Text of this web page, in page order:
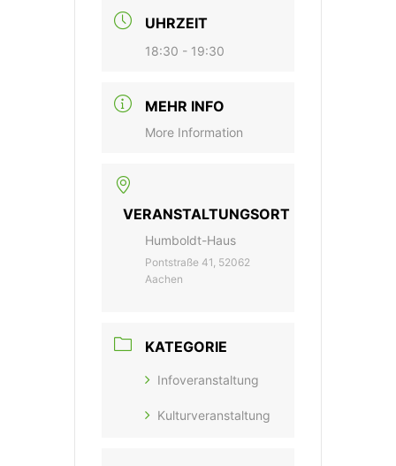
UHRZEIT
18:30 - 19:30
MEHR INFO
More Information
VERANSTALTUNGSORT
Humboldt-Haus
Pontstraße 41, 52062
Aachen
KATEGORIE
Infoveranstaltung
Kulturveranstaltung